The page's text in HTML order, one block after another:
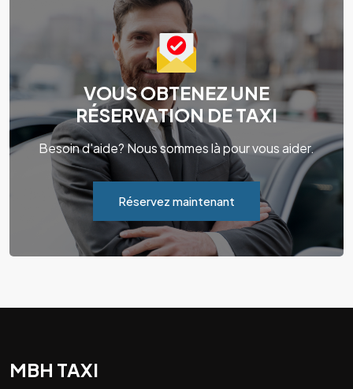
VOUS OBTENEZ UNE
RÉSERVATION DE TAXI
Besoin d'aide? Nous sommes là pour vous aider.
Réservez maintenant
MBH TAXI